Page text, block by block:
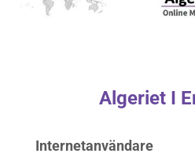
Algeriet I
Internetanvändare